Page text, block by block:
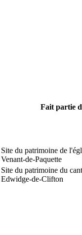
Fait partie
Site du patrimoine de
Venant-de-Paquette
Site du patrimoine du
Edwidge-de-Clifton